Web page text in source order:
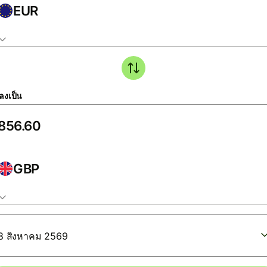
EUR
งเป็น
GBP
สิงหาคม 2569